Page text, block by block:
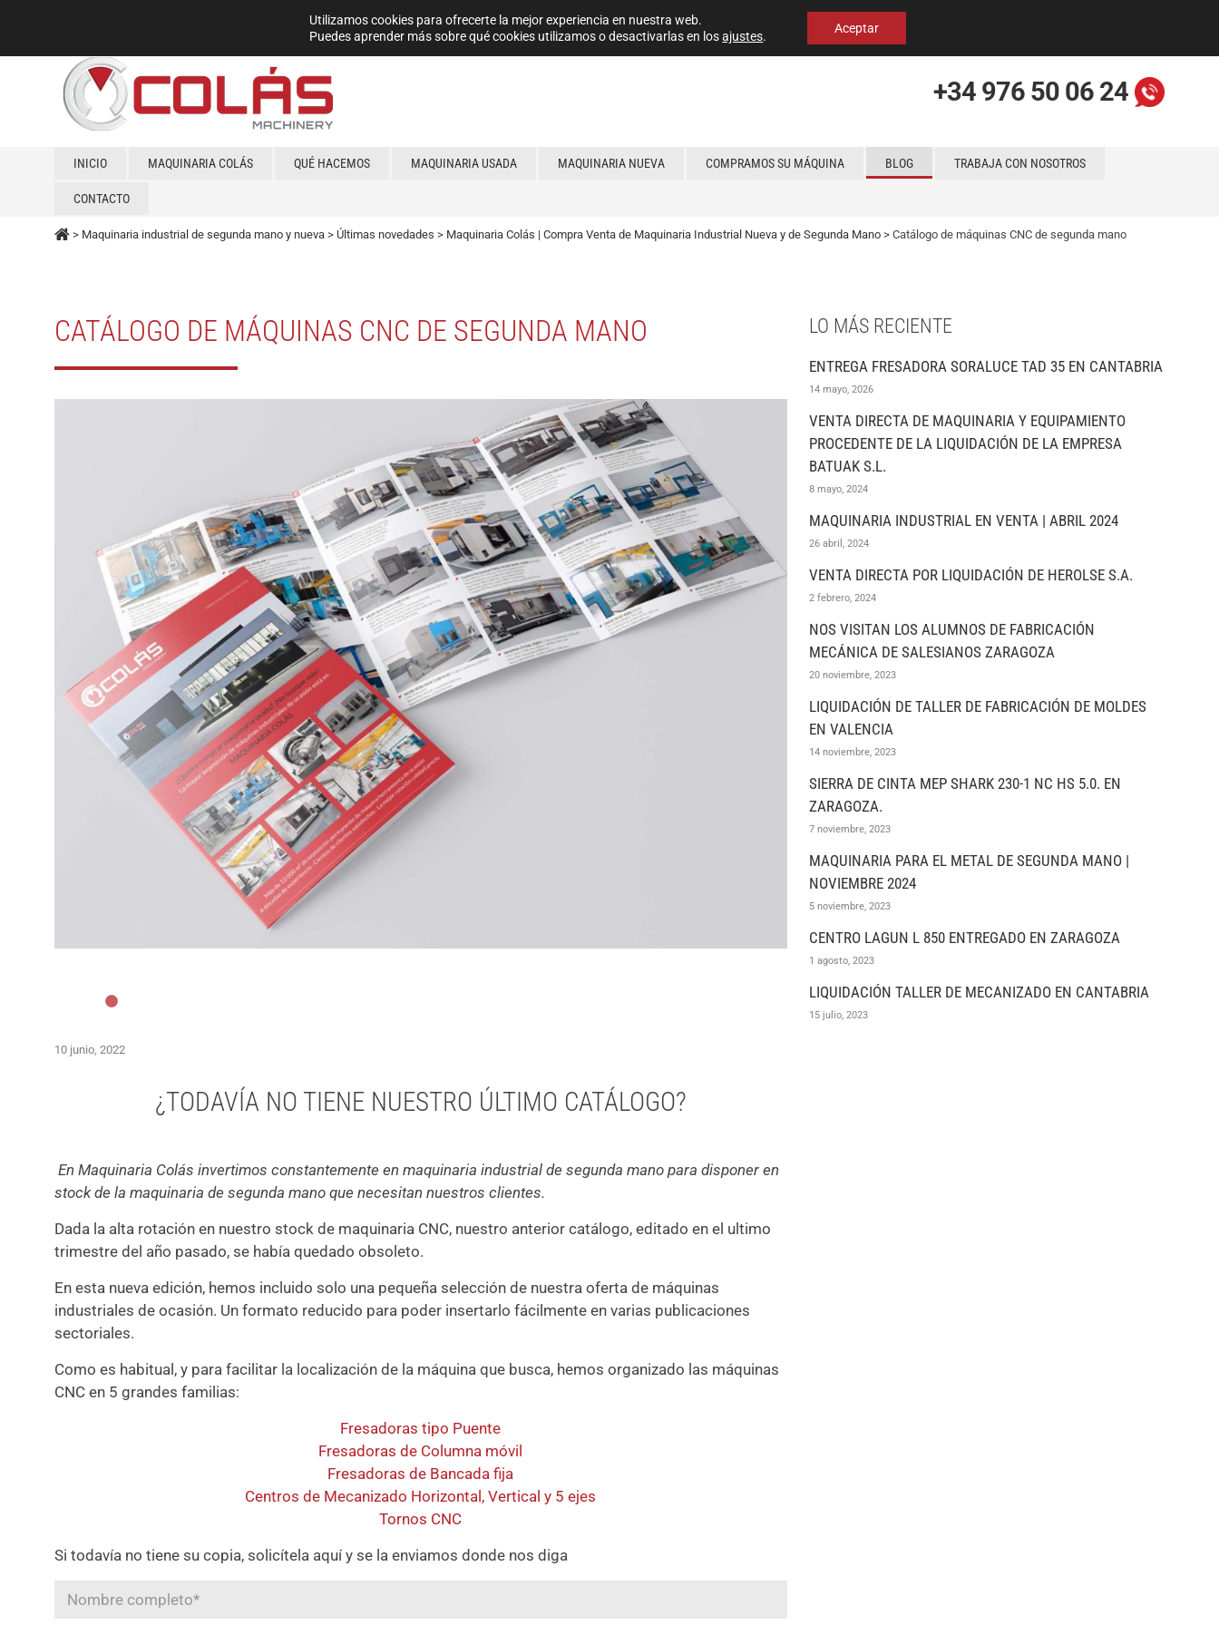
+34 976 50 06 24
INICIO MAQUINARIA COLÁS QUÉ HACEMOS MAQUINARIA USADA MAQUINARIA NUEVA COMPRAMOS SU MÁQUINA BLOG TRABAJA CON NOSOTROS
CONTACTO
> Maquinaria industrial de segunda mano y nueva > Últimas novedades > Maquinaria Colás | Compra Venta de Maquinaria Industrial Nueva y de Segunda Mano > Catálogo de máquinas CNC de segunda mano
CATÁLOGO DE MÁQUINAS CNC DE SEGUNDA MANO
10 junio, 2022
¿TODAVÍA NO TIENE NUESTRO ÚLTIMO CATÁLOGO?
En Maquinaria Colás invertimos constantemente en maquinaria industrial de segunda mano para disponer en
stock de la maquinaria de segunda mano que necesitan nuestros clientes.
Dada la alta rotación en nuestro stock de maquinaria CNC, nuestro anterior catálogo, editado en el ultimo
trimestre del año pasado, se había quedado obsoleto.
En esta nueva edición, hemos incluido solo una pequeña selección de nuestra oferta de máquinas
industriales de ocasión. Un formato reducido para poder insertarlo fácilmente en varias publicaciones
sectoriales.
Como es habitual, y para facilitar la localización de la máquina que busca, hemos organizado las máquinas
CNC en 5 grandes familias:
Fresadoras tipo Puente
Fresadoras de Columna móvil
Fresadoras de Bancada fija
Centros de Mecanizado Horizontal, Vertical y 5 ejes
Tornos CNC
Si todavía no tiene su copia, solicítela aquí y se la enviamos donde nos diga
LO MÁS RECIENTE
ENTREGA FRESADORA SORALUCE TAD 35 EN CANTABRIA
14 mayo, 2026
VENTA DIRECTA DE MAQUINARIA Y EQUIPAMIENTO
PROCEDENTE DE LA LIQUIDACIÓN DE LA EMPRESA
BATUAK S.L.
8 mayo, 2024
MAQUINARIA INDUSTRIAL EN VENTA | ABRIL 2024
26 abril, 2024
VENTA DIRECTA POR LIQUIDACIÓN DE HEROLSE S.A.
2 febrero, 2024
NOS VISITAN LOS ALUMNOS DE FABRICACIÓN
MECÁNICA DE SALESIANOS ZARAGOZA
20 noviembre, 2023
LIQUIDACIÓN DE TALLER DE FABRICACIÓN DE MOLDES
EN VALENCIA
14 noviembre, 2023
SIERRA DE CINTA MEP SHARK 230-1 NC HS 5.0. EN
ZARAGOZA.
7 noviembre, 2023
MAQUINARIA PARA EL METAL DE SEGUNDA MANO |
NOVIEMBRE 2024
5 noviembre, 2023
CENTRO LAGUN L 850 ENTREGADO EN ZARAGOZA
1 agosto, 2023
LIQUIDACIÓN TALLER DE MECANIZADO EN CANTABRIA
15 julio, 2023
Utilizamos cookies para ofrecerte la mejor experiencia en nuestra web.
Puedes aprender más sobre qué cookies utilizamos o desactivarlas en losajustes.
Aceptar